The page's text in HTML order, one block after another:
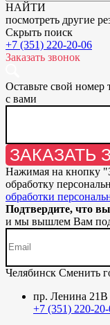
НАЙТИ
посмотреть другие
Скрыть поиск
+7 (351) 220-20-06
Заказать звонок
Оставьте свой
с вами
ЗАКАЗАТЬ
Нажимая на кнопку "
обработку
обработки
Подтвердите, что
и мы вышлем Вам
Челябинск Сменить
пр. Ленина 21В
+7 (351) 220-